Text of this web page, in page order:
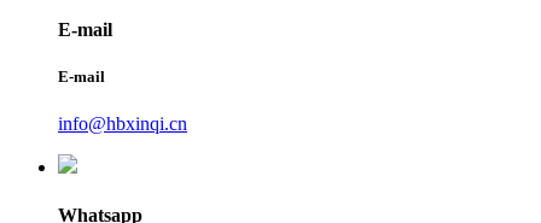
E-mail
E-mail
info@hbxinqi.cn
Whatsapp